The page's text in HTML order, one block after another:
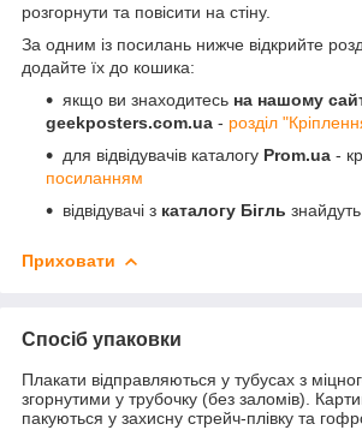
розгорнути та повісити на стіну.
За одним із посилань нижче відкрийте
додайте їх до кошика:
якщо ви знаходитесь на нашому
geekposters.com.ua - розділ
для відвідувачів каталогу Prom.ua -
посиланням
відвідувачі з каталогу Бігль
Приховати
Спосіб упаковки
Плакати відправляються у тубусах з
згорнутими у трубочку (без заломів).
пакуються у захисну стрейч-плівку та